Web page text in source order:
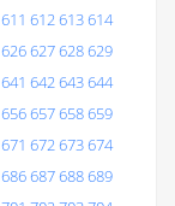
611 612613614
626627628629
641 642643644
656657658659
671 672673674
686687688689